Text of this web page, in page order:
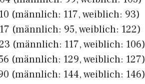
(männlich: 117, weiblich: 93)
(männlich: 95, weiblich: 122)
(männlich: 117, weiblich: 106)
(männlich: 129, weiblich: 127)
(männlich: 144, weiblich: 146)